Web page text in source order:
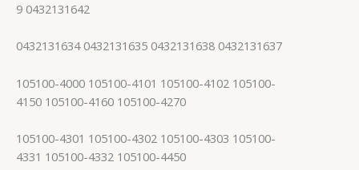
9 0432131642
0432131634 0432131635 0432131638 0432131637
105100-4000 105100-4101 105100-4102 105100-
4150 105100-4160 105100-4270
105100-4301 105100-4302 105100-4303 105100-
4331 105100-4332 105100-4450